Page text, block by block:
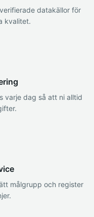
datakällor för
kvalitet.
varje dag så att ni alltid
målgrupp och register